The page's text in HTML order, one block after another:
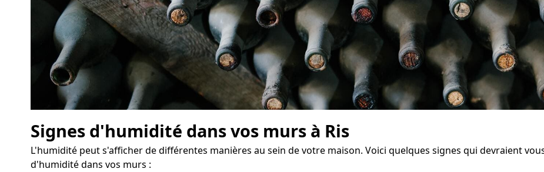
Signes d'humidité dans vos murs à Ris
L'humidité peut s'afficher de différentes manières au sein de votre maison. Voici quelques signes qui devraient
d'humidité dans vos murs :